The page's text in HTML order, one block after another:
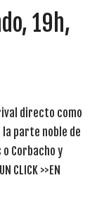
19h,
directo como
la parte noble de
Corbacho y
CLICK >>EN